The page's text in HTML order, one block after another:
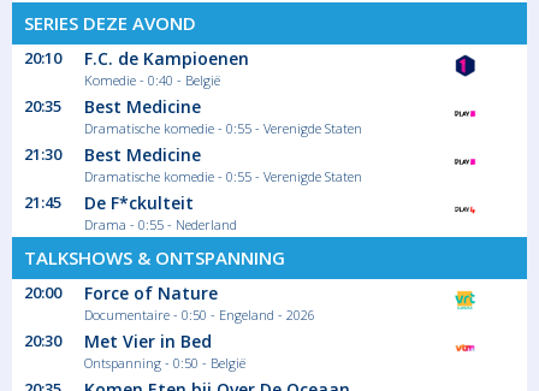
SERIES DEZE AVOND
20:10 F.C. de Kampioenen
Komedie - 0:40 - België
20:35 Best Medicine
Dramatische komedie - 0:55 - Verenigde Staten
21:30 Best Medicine
Dramatische komedie - 0:55 - Verenigde Staten
21:45 De F*ckulteit
Drama - 0:55 - Nederland
TALKSHOWS & ONTSPANNING
20:00 Force of Nature
Documentaire - 0:50 - Engeland - 2026
20:30 Met Vier in Bed
Ontspanning - 0:50 - België